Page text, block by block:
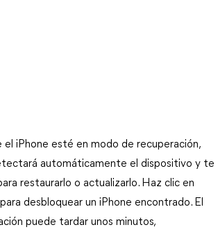
el iPhone esté en modo de recuperación,
automáticamente el dispositivo y te
restaurarlo o actualizarlo. Haz clic en
desbloquear un iPhone encontrado. El
puede tardar unos minutos,